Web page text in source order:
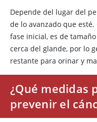
Depende del lugar del
de lo avanzado que
fase inicial, es de
cerca del glande, por lo
restante para orinar y
¿Qué medidas
prevenir el